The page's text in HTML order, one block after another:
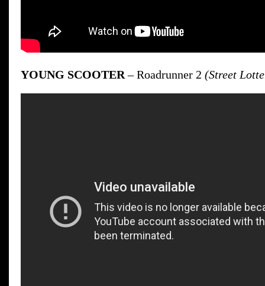
YOUNG SCOOTER – Roadrunner 2 (Street